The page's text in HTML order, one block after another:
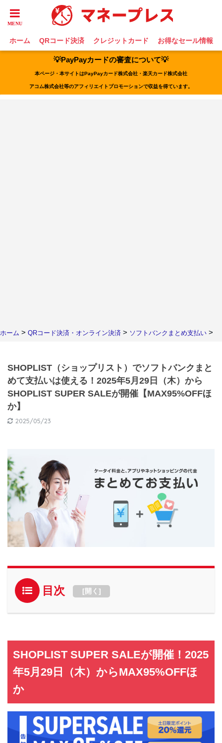
ホーム QRコード決済 クレジットカード お得なセール情報
💡PayPayカードの審査について💡
本ページ・本サイトはPayPayカード株式会社・楽天カード株式会社
アコム株式会社等のアフィリエイトプロモーションで収益を得ています。
ホーム > QRコード決済・オンライン決済 > ソフトバンクまとめ支払い >
SHOPLIST（ショップリスト）でソフトバンクまと
めて支払いは使える！2025年5月29日（木）から
SHOPLIST SUPER SALEが開催【MAX95%OFFほ
か】
2025/05/23
目次 [開く ]
SHOPLIST SUPER SALEが開催！2025
年5月29日（木）からMAX95%OFFほ
か